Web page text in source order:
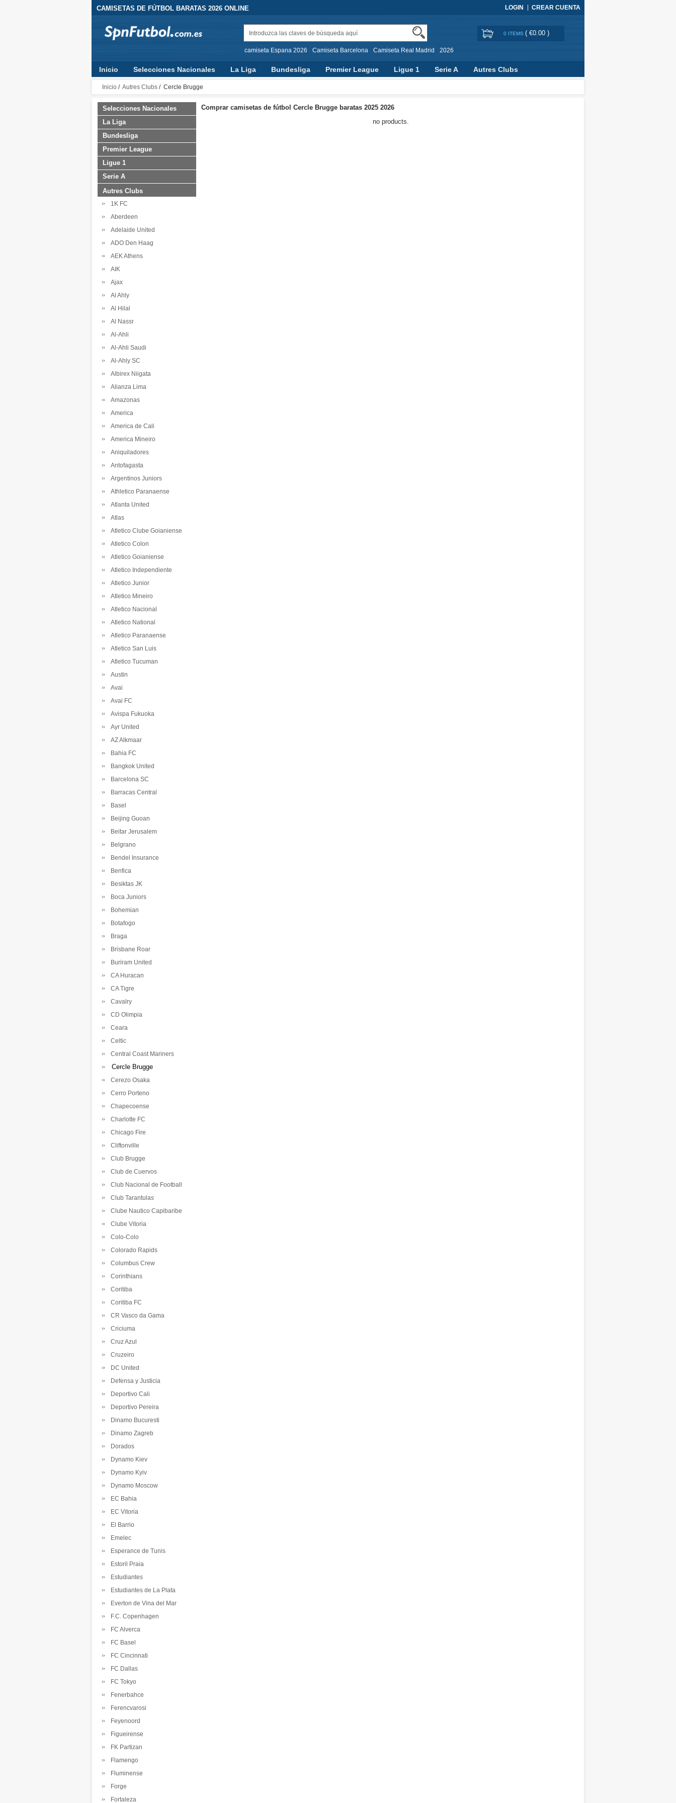
CAMISETAS DE FÚTBOL BARATAS 2026 ONLINE LOGIN CREAR CUENTA
camiseta Espana 2026 Camiseta Barcelona Camiseta Real Madrid 2026
0 ITEMS ( €0.00 )
Inicio Selecciones Nacionales La Liga Bundesliga Premier League Ligue 1 Serie A Autres Clubs
Inicio / Autres Clubs / Cercle Brugge
Selecciones Nacionales
La Liga
Bundesliga
Premier League
Ligue 1
Serie A
Autres Clubs
1K FC
Aberdeen
Adelaide United
ADO Den Haag
AEK Athens
AIK
Ajax
Al Ahly
Al Hilal
Al Nassr
Al-Ahli
Al-Ahli Saudi
Al-Ahly SC
Albirex Niigata
Alianza Lima
Amazonas
America
America de Cali
America Mineiro
Aniquiladores
Antofagasta
Argentinos Juniors
Athletico Paranaense
Atlanta United
Atlas
Atletico Clube Goianiense
Atletico Colon
Atletico Goianiense
Atletico Independiente
Atletico Junior
Atletico Mineiro
Atletico Nacional
Atletico National
Atletico Paranaense
Atletico San Luis
Atletico Tucuman
Austin
Avai
Avai FC
Avispa Fukuoka
Ayr United
AZ Alkmaar
Bahia FC
Bangkok United
Barcelona SC
Barracas Central
Basel
Beijing Guoan
Beitar Jerusalem
Belgrano
Bendel Insurance
Benfica
Besiktas JK
Boca Juniors
Bohemian
Botafogo
Braga
Brisbane Roar
Buriram United
CA Huracan
CA Tigre
Cavalry
CD Olimpia
Ceara
Celtic
Central Coast Mariners
Cercle Brugge
Cerezo Osaka
Cerro Porteno
Chapecoense
Charlotte FC
Chicago Fire
Cliftonville
Club Brugge
Club de Cuervos
Club Nacional de Football
Club Tarantulas
Clube Nautico Capibaribe
Clube Vitoria
Colo-Colo
Colorado Rapids
Columbus Crew
Corinthians
Coritiba
Coritiba FC
CR Vasco da Gama
Criciuma
Cruz Azul
Cruzeiro
DC United
Defensa y Justicia
Deportivo Cali
Deportivo Pereira
Dinamo Bucuresti
Dinamo Zagreb
Dorados
Dynamo Kiev
Dynamo Kyiv
Dynamo Moscow
EC Bahia
EC Vitoria
El Barrio
Emelec
Esperance de Tunis
Estoril Praia
Estudiantes
Estudiantes de La Plata
Everton de Vina del Mar
F.C. Copenhagen
FC Alverca
FC Basel
FC Cincinnati
FC Dallas
FC Tokyo
Fenerbahce
Ferencvarosi
Feyenoord
Figueirense
FK Partizan
Flamengo
Fluminense
Forge
Fortaleza
Comprar camisetas de fútbol Cercle Brugge baratas 2025 2026
no products.